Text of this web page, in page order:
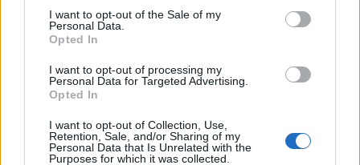
consent section.
I want to opt-out of the Sale of my
Personal Data.
Opted In
I want to opt-out of processing my
Personal Data for Targeted Advertising.
Opted In
I want to opt-out of Collection, Use,
Retention, Sale, and/or Sharing of my
Personal Data that Is Unrelated with the
Purposes for which it was collected.
Το αίτημα υπεβλήθη στην ΕΥΠ και κατόπιν
εισαγγελικής παραγγελίας, έγινε η νόμιμη
επισύνδεση στο κινητό του κ. Ανδρουλάκη.
Σύμφωνα πάντα με το ρεπορτάζ του καναλιού, η
Σεπτεμβρίου 2021 – 14 Δεκεμβρίου 2021, καθώς ο
νόμος επιτρέπει τρίμηνη παρακολούθηση και η